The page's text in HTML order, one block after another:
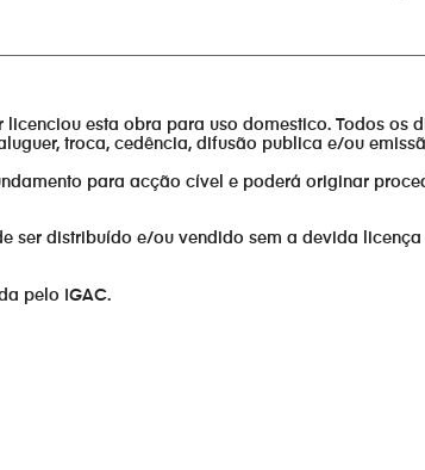
esta obra para uso domestico. Todos os
troca, cedência, difusão publica e/ou
para acção cível e poderá originar
ser distribuído e/ou vendido sem a devida
pelo IGAC.